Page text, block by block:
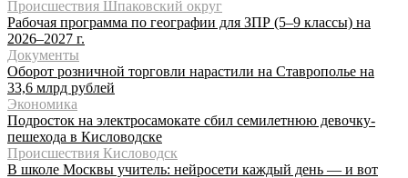
Происшествия Шпаковский округ
Рабочая программа по географии для ЗПР (5–9 классы) на
2026–2027 г.
Документы
Оборот розничной торговли нарастили на Ставрополье на
33,6 млрд рублей
Экономика
Подросток на электросамокате сбил семилетнюю девочку-
пешехода в Кисловодске
Происшествия Кисловодск
В школе Москвы учитель: нейросети каждый день — и вот